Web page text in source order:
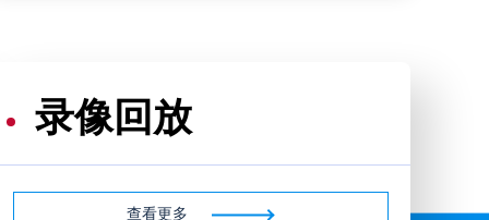
录像回放
查看更多